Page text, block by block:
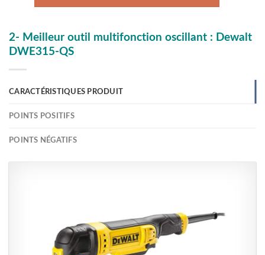
2- Meilleur outil multifonction oscillant : Dewalt
DWE315-QS
CARACTÉRISTIQUES PRODUIT
POINTS POSITIFS
POINTS NÉGATIFS